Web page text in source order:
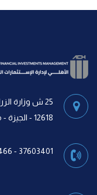
25 ش وزارة
12618 - الجيزة - مصر
37603401 - 37603466 - 37603414 (202+)